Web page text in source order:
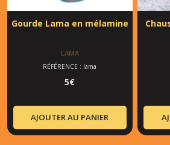
Gourde Lama en mélamine
LAMA
RÉFÉRENCE : lama
5€
AJOUTER AU PANIER